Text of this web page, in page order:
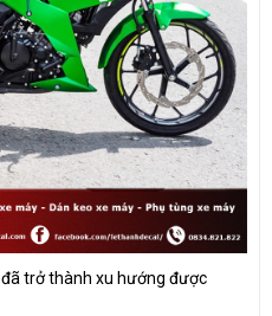
đã trở thành xu hướng được